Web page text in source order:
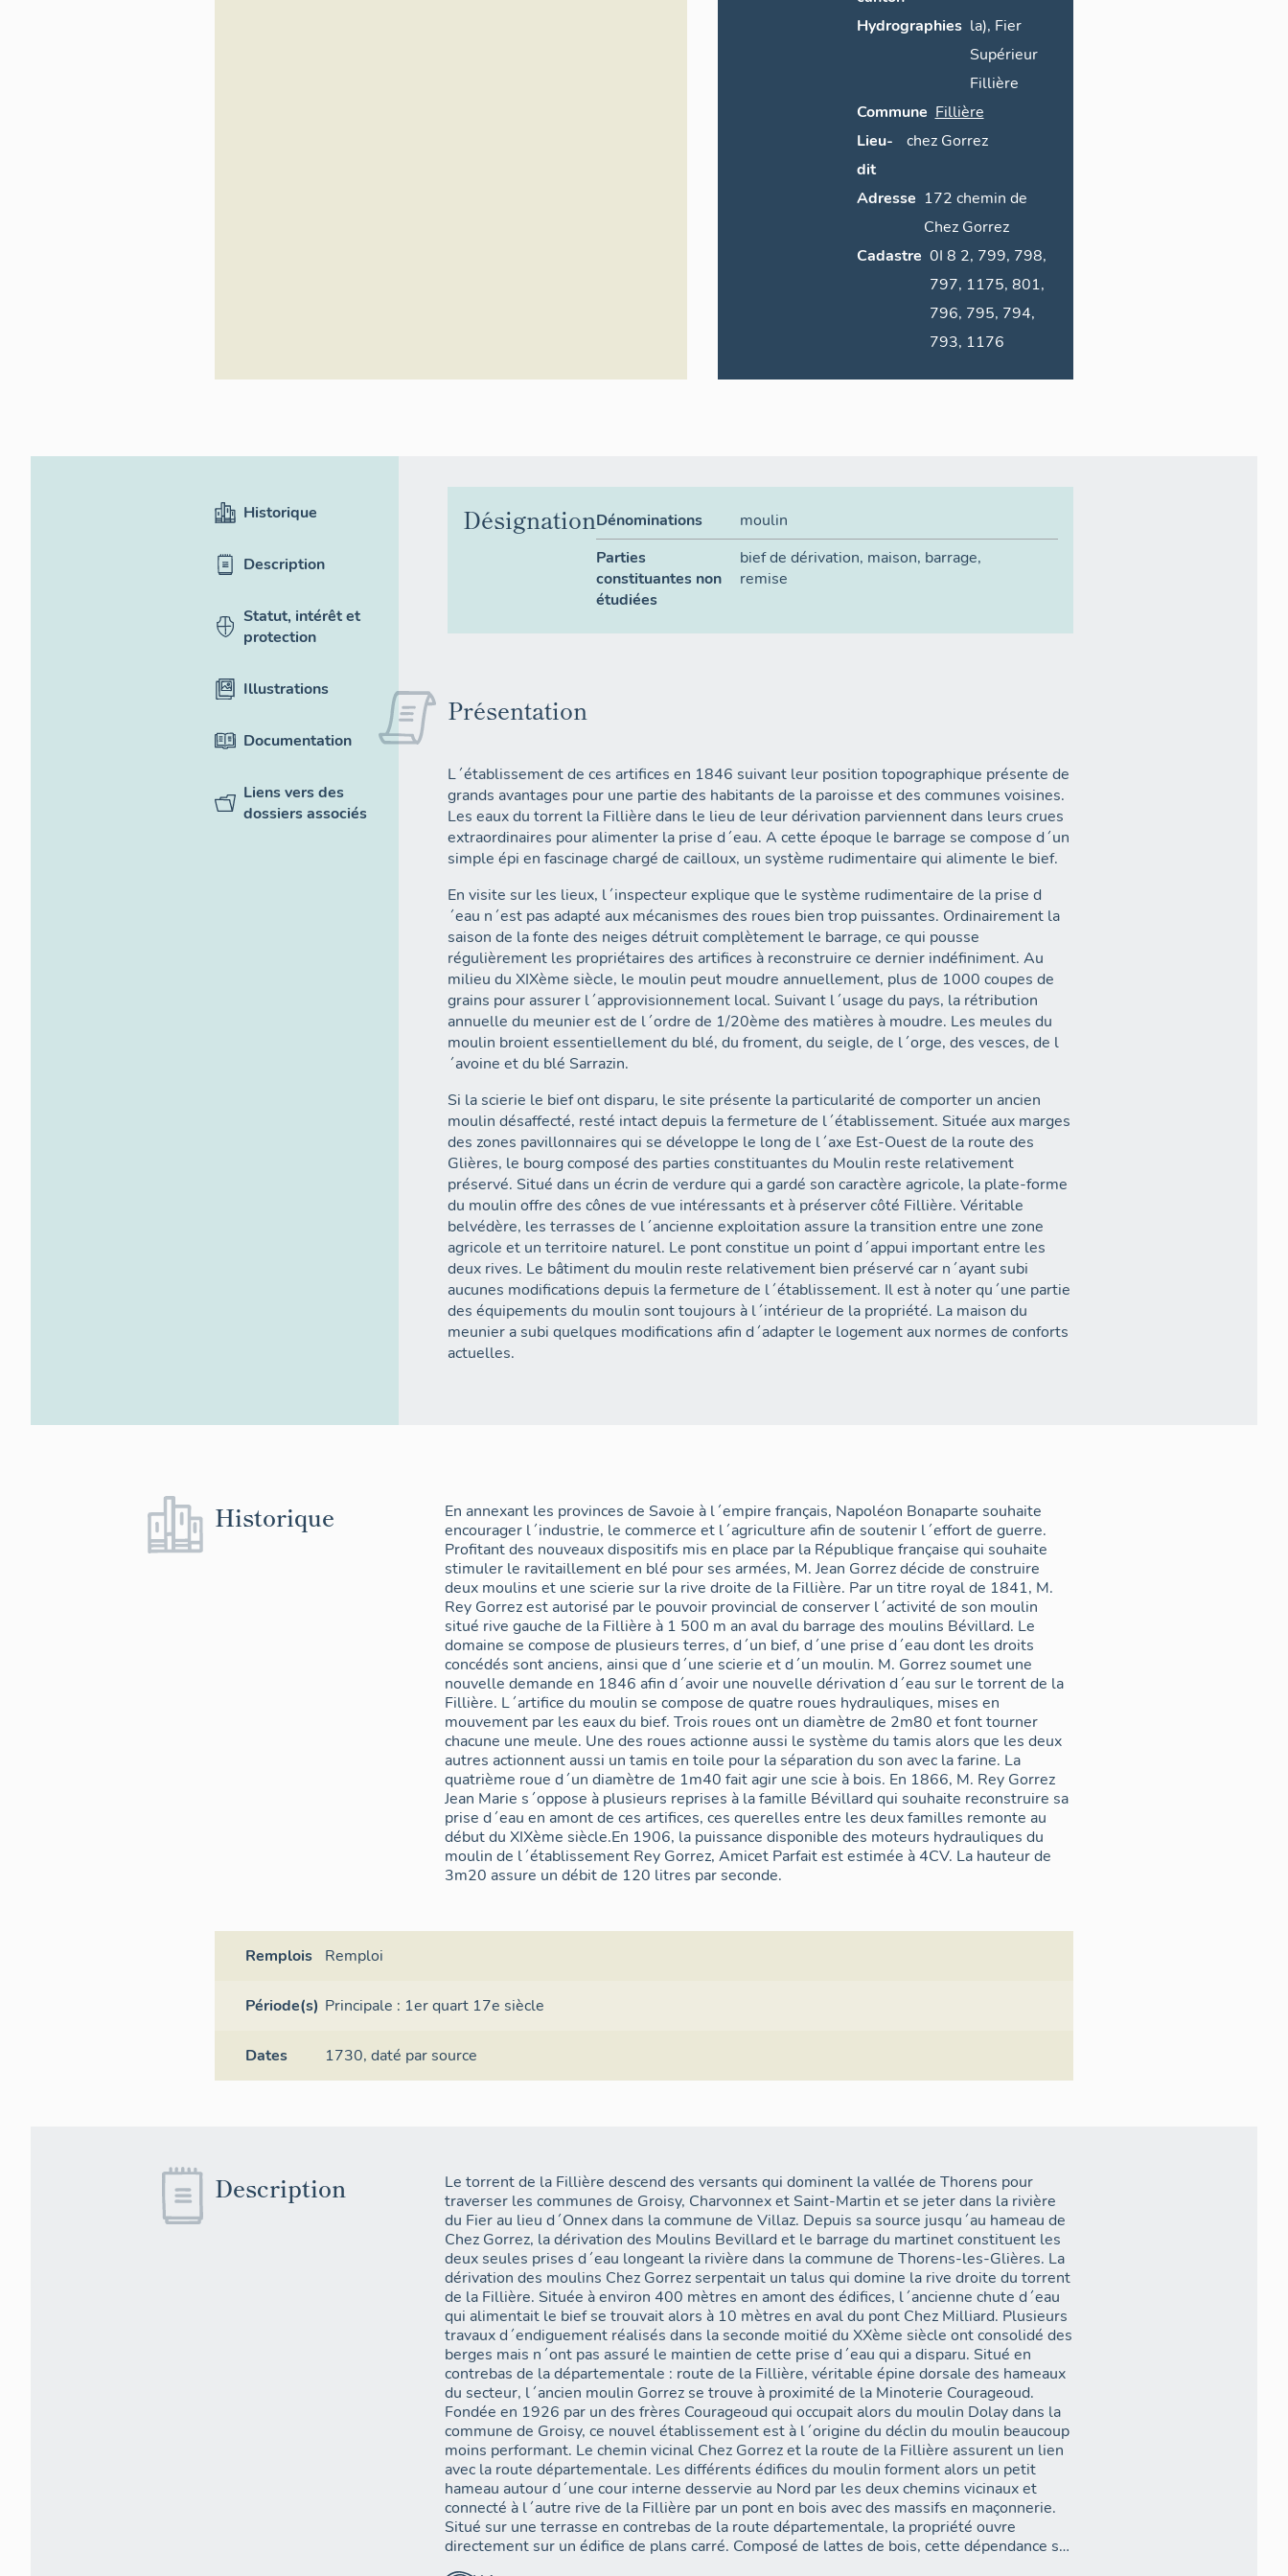
Hydrographies la), Fier
Supérieur
Fillière
Commune Fillière
Lieu-
dit
chez Gorrez
Adresse 172 chemin de
Chez Gorrez
Cadastre 0I 8 2, 799, 798,
797, 1175, 801,
796, 795, 794,
793, 1176
Historique
Description
Statut, intérêt et
protection
Illustrations
Documentation
Liens vers des
dossiers associés
DésignationDénominations
moulin
Parties
constituantes non
étudiées
bief de dérivation, maison, barrage,
remise
Présentation
L´établissement de ces artifices en 1846 suivant leur position topographique présente de
grands avantages pour une partie des habitants de la paroisse et des communes voisines.
Les eaux du torrent la Fillière dans le lieu de leur dérivation parviennent dans leurs crues
extraordinaires pour alimenter la prise d´eau. A cette époque le barrage se compose d´un
simple épi en fascinage chargé de cailloux, un système rudimentaire qui alimente le bief.
En visite sur les lieux, l´inspecteur explique que le système rudimentaire de la prise d
´eau n´est pas adapté aux mécanismes des roues bien trop puissantes. Ordinairement la
saison de la fonte des neiges détruit complètement le barrage, ce qui pousse
régulièrement les propriétaires des artifices à reconstruire ce dernier indéfiniment. Au
milieu du XIXème siècle, le moulin peut moudre annuellement, plus de 1000 coupes de
grains pour assurer l´approvisionnement local. Suivant l´usage du pays, la rétribution
annuelle du meunier est de l´ordre de 1/20ème des matières à moudre. Les meules du
moulin broient essentiellement du blé, du froment, du seigle, de l´orge, des vesces, de l
´avoine et du blé Sarrazin.
Si la scierie le bief ont disparu, le site présente la particularité de comporter un ancien
moulin désaffecté, resté intact depuis la fermeture de l´établissement. Située aux marges
des zones pavillonnaires qui se développe le long de l´axe Est-Ouest de la route des
Glières, le bourg composé des parties constituantes du Moulin reste relativement
préservé. Situé dans un écrin de verdure qui a gardé son caractère agricole, la plate-forme
du moulin offre des cônes de vue intéressants et à préserver côté Fillière. Véritable
belvédère, les terrasses de l´ancienne exploitation assure la transition entre une zone
agricole et un territoire naturel. Le pont constitue un point d´appui important entre les
deux rives. Le bâtiment du moulin reste relativement bien préservé car n´ayant subi
aucunes modifications depuis la fermeture de l´établissement. Il est à noter qu´une partie
des équipements du moulin sont toujours à l´intérieur de la propriété. La maison du
meunier a subi quelques modifications afin d´adapter le logement aux normes de conforts
actuelles.
Historique
En annexant les provinces de Savoie à l´empire français, Napoléon Bonaparte souhaite
encourager l´industrie, le commerce et l´agriculture afin de soutenir l´effort de guerre.
Profitant des nouveaux dispositifs mis en place par la République française qui souhaite
stimuler le ravitaillement en blé pour ses armées, M. Jean Gorrez décide de construire
deux moulins et une scierie sur la rive droite de la Fillière. Par un titre royal de 1841, M.
Rey Gorrez est autorisé par le pouvoir provincial de conserver l´activité de son moulin
situé rive gauche de la Fillière à 1 500 m an aval du barrage des moulins Bévillard. Le
domaine se compose de plusieurs terres, d´un bief, d´une prise d´eau dont les droits
concédés sont anciens, ainsi que d´une scierie et d´un moulin. M. Gorrez soumet une
nouvelle demande en 1846 afin d´avoir une nouvelle dérivation d´eau sur le torrent de la
Fillière. L´artifice du moulin se compose de quatre roues hydrauliques, mises en
mouvement par les eaux du bief. Trois roues ont un diamètre de 2m80 et font tourner
chacune une meule. Une des roues actionne aussi le système du tamis alors que les deux
autres actionnent aussi un tamis en toile pour la séparation du son avec la farine. La
quatrième roue d´un diamètre de 1m40 fait agir une scie à bois. En 1866, M. Rey Gorrez
Jean Marie s´oppose à plusieurs reprises à la famille Bévillard qui souhaite reconstruire sa
prise d´eau en amont de ces artifices, ces querelles entre les deux familles remonte au
début du XIXème siècle.En 1906, la puissance disponible des moteurs hydrauliques du
moulin de l´établissement Rey Gorrez, Amicet Parfait est estimée à 4CV. La hauteur de
3m20 assure un débit de 120 litres par seconde.
Remplois Remploi
Période(s) Principale : 1er quart 17e siècle
Dates 1730,daté par source
Description
Le torrent de la Fillière descend des versants qui dominent la vallée de Thorens pour
traverser les communes de Groisy, Charvonnex et Saint-Martin et se jeter dans la rivière
du Fier au lieu d´Onnex dans la commune de Villaz. Depuis sa source jusqu´au hameau de
Chez Gorrez, la dérivation des Moulins Bevillard et le barrage du martinet constituent les
deux seules prises d´eau longeant la rivière dans la commune de Thorens-les-Glières. La
dérivation des moulins Chez Gorrez serpentait un talus qui domine la rive droite du torrent
de la Fillière. Située à environ 400 mètres en amont des édifices, l´ancienne chute d´eau
qui alimentait le bief se trouvait alors à 10 mètres en aval du pont Chez Milliard. Plusieurs
travaux d´endiguement réalisés dans la seconde moitié du XXème siècle ont consolidé des
berges mais n´ont pas assuré le maintien de cette prise d´eau qui a disparu. Situé en
contrebas de la départementale : route de la Fillière, véritable épine dorsale des hameaux
du secteur, l´ancien moulin Gorrez se trouve à proximité de la Minoterie Courageoud.
Fondée en 1926 par un des frères Courageoud qui occupait alors du moulin Dolay dans la
commune de Groisy, ce nouvel établissement est à l´origine du déclin du moulin beaucoup
moins performant. Le chemin vicinal Chez Gorrez et la route de la Fillière assurent un lien
avec la route départementale. Les différents édifices du moulin forment alors un petit
hameau autour d´une cour interne desservie au Nord par les deux chemins vicinaux et
connecté à l´autre rive de la Fillière par un pont en bois avec des massifs en maçonnerie.
Situé sur une terrasse en contrebas de la route départementale, la propriété ouvre
directement sur un édifice de plans carré. Composé de lattes de bois, cette dépendance s